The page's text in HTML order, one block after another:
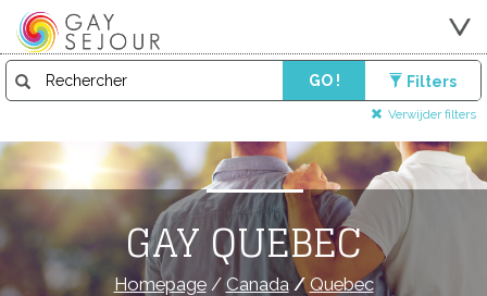
GO ! Filters
Verwijder filters
GAY QUEBEC
Homepage/ Canada/ Quebec